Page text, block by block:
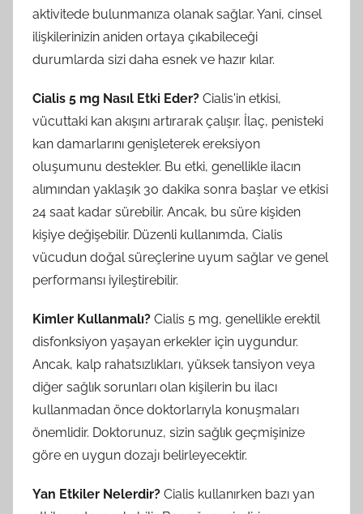
aktivitede bulunmanıza olanak sağlar. Yani, cinsel
ilişkilerinizin aniden ortaya çıkabileceği
durumlarda sizi daha esnek ve hazır kılar.
Cialis 5 mg Nasıl Etki Eder? Cialis'in etkisi,
vücuttaki kan akışını artırarak çalışır. İlaç, penisteki
kan damarlarını genişleterek ereksiyon
oluşumunu destekler. Bu etki, genellikle ilacın
alımından yaklaşık 30 dakika sonra başlar ve etkisi
24 saat kadar sürebilir. Ancak, bu süre kişiden
kişiye değişebilir. Düzenli kullanımda, Cialis
vücudun doğal süreçlerine uyum sağlar ve genel
performansı iyileştirebilir.
Kimler Kullanmalı? Cialis 5 mg, genellikle erektil
disfonksiyon yaşayan erkekler için uygundur.
Ancak, kalp rahatsızlıkları, yüksek tansiyon veya
diğer sağlık sorunları olan kişilerin bu ilacı
kullanmadan önce doktorlarıyla konuşmaları
önemlidir. Doktorunuz, sizin sağlık geçmişinize
göre en uygun dozajı belirleyecektir.
Yan Etkiler Nelerdir? Cialis kullanırken bazı yan